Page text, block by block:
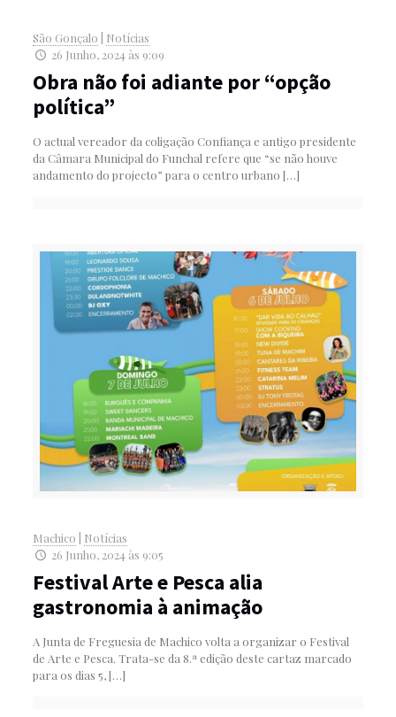
São Gonçalo
Notícias
26 Junho, 2024 às 9:09
Obra não foi adiante por “opção
política”
O actual vereador da coligação Confiança e antigo presidente
da Câmara Municipal do Funchal refere que “se não houve
andamento do projecto” para o centro urbano […]
Machico
Notícias
26 Junho, 2024 às 9:05
Festival Arte e Pesca alia
gastronomia à animação
A Junta de Freguesia de Machico volta a organizar o Festival
de Arte e Pesca. Trata-se da 8.ª edição deste cartaz marcado
para os dias 5,[…]